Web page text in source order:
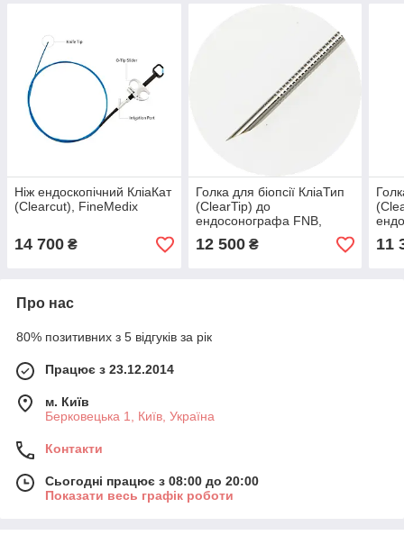
Ніж ендоскопічний КліаКат
(Clearcut), FineMedix
14 700 ₴
Голка для біопсії КліаТип
(ClearTip) до
ендосонографа FNB,
FineMedix
12 500₴ 11
Про нас
80% позитивних з 5 відгуків за рік
Працює з 23.12.2014
м. Київ
Берковецька 1, Київ, Україна
Контакти
Сьогодні працює з 08:00 до 20:00
Показати весь графік роботи